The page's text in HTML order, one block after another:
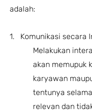
adalah:
1. Komunikasi secara
Melakukan
akan memupuk
karyawan
tentunya
relevan dan